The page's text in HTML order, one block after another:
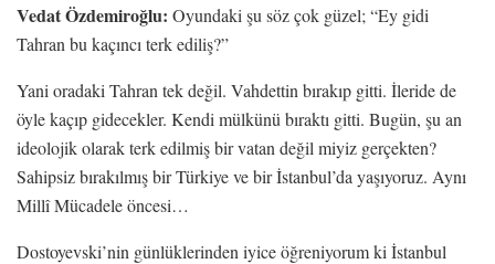
Vedat Özdemiroğlu: Oyundaki şu söz çok güzel; “Ey gidi
Tahran bu kaçıncı terk ediliş?”
Yani oradaki Tahran tek değil. Vahdettin bırakıp gitti. İleride de
öyle kaçıp gidecekler. Kendi mülkünü bıraktı gitti. Bugün, şu an
ideolojik olarak terk edilmiş bir vatan değil miyiz gerçekten?
Sahipsiz bırakılmış bir Türkiye ve bir İstanbul’da yaşıyoruz. Aynı
Millî Mücadele öncesi…
Dostoyevski’nin günlüklerinden iyice öğreniyorum ki İstanbul